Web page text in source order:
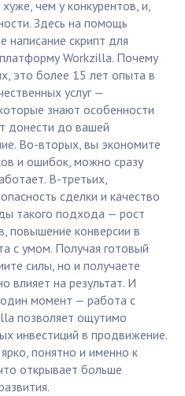
чем у конкурентов, и,
Здесь на помощь
написание скрипт для
Workzilla. Почему
это более 15 лет опыта в
услуг —
знают особенности
донести до вашей
Во-вторых, вы экономите
и ошибок, можно сразу
В-третьих,
сделки и качество
такого подхода — рост
повышение конверсии в
с умом. Получая готовый
силы, но и получаете
влияет на результат. И
момент — работа с
позволяет ощутимо
инвестиций в продвижение.
понятно и именно к
открывает больше